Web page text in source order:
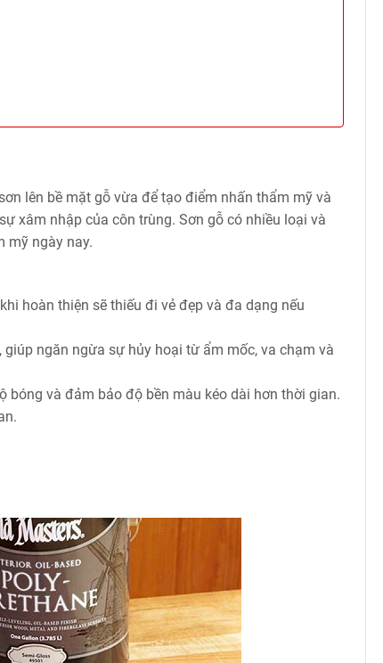
lên bề mặt gỗ vừa để tạo điểm nhấn thẩm mỹ và
xâm nhập của côn trùng. Sơn gỗ có nhiều loại và
mỹ ngày nay.
hoàn thiện sẽ thiếu đi vẻ đẹp và đa dạng nếu
ngăn ngừa sự hủy hoại từ ẩm mốc, va chạm và
bóng và đảm bảo độ bền màu kéo dài hơn thời gian.